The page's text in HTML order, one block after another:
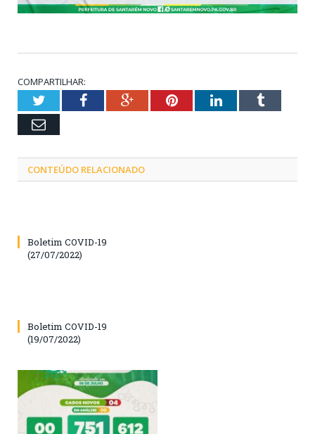
COMPARTILHAR:
TwitterFacebookGoogle+PinterestLinkedInTumblr
Email
CONTEÚDO RELACIONADO
Boletim COVID-19
(27/07/2022)
Boletim COVID-19
(19/07/2022)